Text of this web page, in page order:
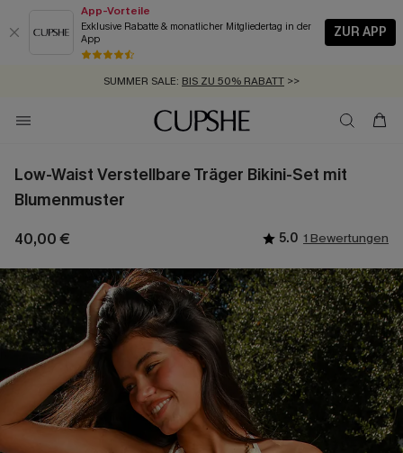
App-Vorteile
Exklusive Rabatte & monatlicher Mitgliedertag in der
App
ZUR APP
GRATIS MASSBAND MIT JEDEM SCHNELLVERSAND-ARTIKEL >>
SUMMER SALE: BIS ZU 50% RABATT >>
ZUM NEWSLETTER:BIS ZU -20% EXTRA ERHALTEN
KOSTENLOSER VERSAND AB 89 €
Low-Waist Verstellbare Träger Bikini-Set mit
Blumenmuster
40,00 € 5.0 1 Bewertungen